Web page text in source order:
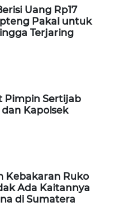
Uang Rp17
Pakai untuk
Terjaring
Pimpin Sertijab
Kapolsek
Kebakaran Ruko
Ada Kaitannya
di Sumatera